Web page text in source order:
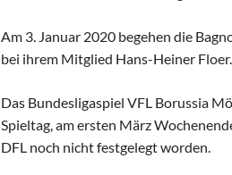
Am 3. Januar 2020 begehen die
bei ihrem Mitglied Hans-Heiner Floer.
Das Bundesligaspiel VFL Borussia
Spieltag, am ersten März
DFL noch nicht festgelegt worden.